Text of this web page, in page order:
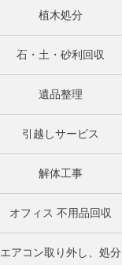
植木処分
石・土・砂利回収
遺品整理
引越しサービス
解体工事
オフィス 不用品回収
エアコン取り外し、処分